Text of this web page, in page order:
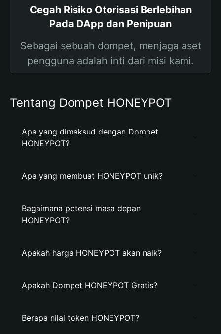
Cegah Risiko Otorisasi Berlebihan
Pada DApp dan Penipuan
Sebagai sebuah dompet, menjaga aset
pengguna adalah inti dari misi kami.
Tentang Dompet HONEYPOT
Apa yang dimaksud dengan Dompet
HONEYPOT?
Apa yang membuat HONEYPOT unik?
Bagaimana potensi masa depan
HONEYPOT?
Apakah harga HONEYPOT akan naik?
Apakah Dompet HONEYPOT Gratis?
Berapa nilai token HONEYPOT?